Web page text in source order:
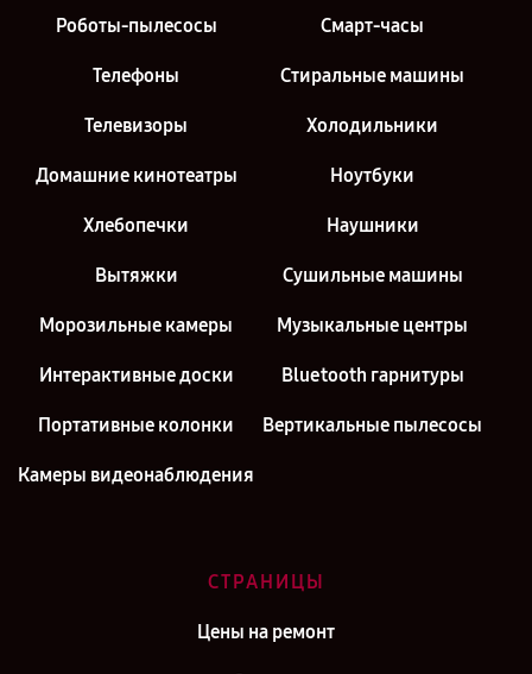
Роботы-пылесосы Смарт-часы
Телефоны Стиральные машины
Телевизоры Холодильники
Домашние кинотеатры Ноутбуки
Хлебопечки Наушники
Вытяжки Сушильные машины
Морозильные камеры Музыкальные центры
Интерактивные доски Bluetooth гарнитуры
Портативные колонки Вертикальные пылесосы
Камеры видеонаблюдения
СТРАНИЦЫ
Цены на ремонт